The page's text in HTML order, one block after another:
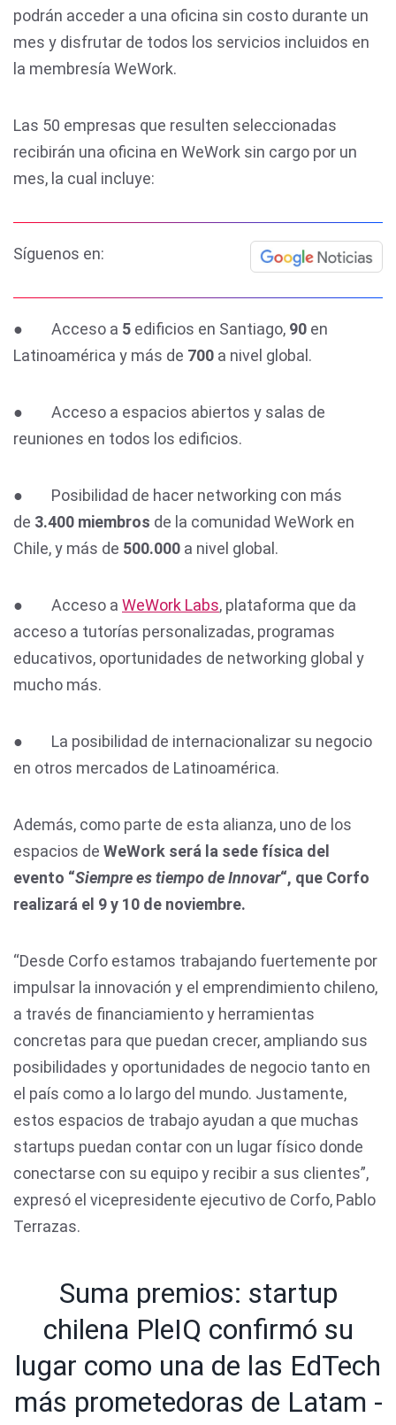
podrán acceder a una oficina sin costo durante un
mes y disfrutar de todos los servicios incluidos en
la membresía WeWork.
Las 50 empresas que resulten seleccionadas
recibirán una oficina en WeWork sin cargo por un
mes, la cual incluye:
Síguenos en:
● Acceso a 5 edificios en Santiago, 90 en
Latinoamérica y más de 700 a nivel global.
● Acceso a espacios abiertos y salas de
reuniones en todos los edificios.
● Posibilidad de hacer networking con más
de 3.400 miembros de la comunidad WeWork en
Chile, y más de 500.000 a nivel global.
● Acceso a WeWork Labs, plataforma que da
acceso a tutorías personalizadas, programas
educativos, oportunidades de networking global y
mucho más.
● La posibilidad de internacionalizar su negocio
en otros mercados de Latinoamérica.
Además, como parte de esta alianza, uno de los
espacios de WeWork será la sede física del
evento “Siempre es tiempo de Innovar“, que Corfo
realizará el 9 y 10 de noviembre.
“Desde Corfo estamos trabajando fuertemente por
impulsar la innovación y el emprendimiento chileno,
a través de financiamiento y herramientas
concretas para que puedan crecer, ampliando sus
posibilidades y oportunidades de negocio tanto en
el país como a lo largo del mundo. Justamente,
estos espacios de trabajo ayudan a que muchas
startups puedan contar con un lugar físico donde
conectarse con su equipo y recibir a sus clientes”,
expresó el vicepresidente ejecutivo de Corfo, Pablo
Terrazas.
Suma premios: startup
chilena PleIQ confirmó su
lugar como una de las EdTech
más prometedoras de Latam -